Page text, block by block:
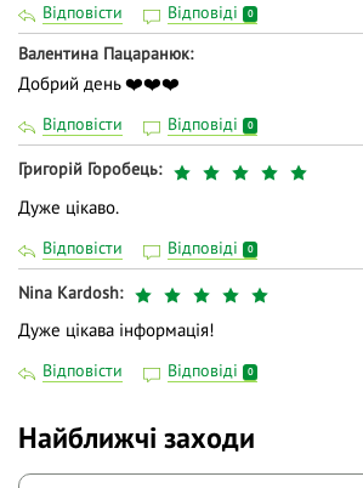
Відповісти Відповіді 0
Валентина Пацаранюк
Добрий день ❤️❤️❤️
Відповісти Відповіді 0
Григорій Горобець
Дуже цікаво.
Відповісти Відповіді 0
Nina Kardosh
Дуже цікава інформація!
Відповісти Відповіді 0
Найближчі заходи